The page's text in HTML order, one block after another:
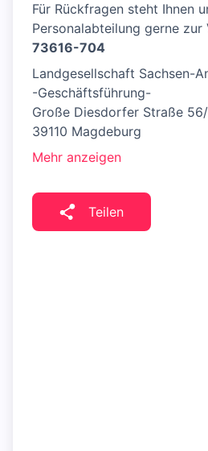
Für Rückfragen steht Ihnen
Personalabteilung gerne zur
73616-704
Landgesellschaft Sachsen-
-Geschäftsführung-
Große Diesdorfer Straße
39110 Magdeburg
Mehr anzeigen
Teilen